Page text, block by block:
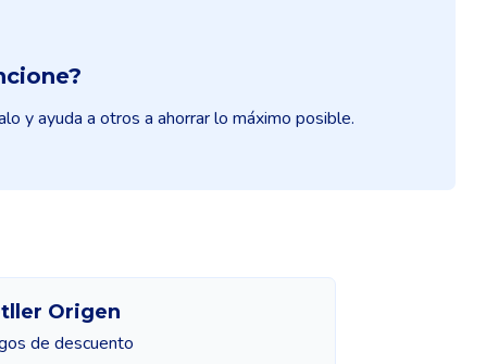
y ayuda a otros a ahorrar lo máximo posible.
Origen
de descuento